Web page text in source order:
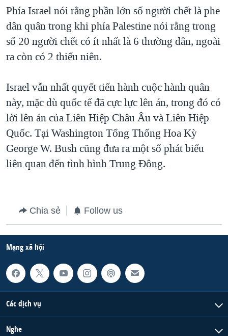
VĂN HOÁ
THỂ THAO
GIÁO DỤC
GROUND ZERO – XƯA VÀ NAY
CHI PHÍ CHIẾN TRANH AFGHANISTAN
CÁC GIÁ TRỊ CỘNG HÒA Ở VIỆT NAM
TRỊNH VĨNH BÌNH VS. CHÍNH PHỦ VIỆT NAM
NGƯ DÂN VIỆT VÀ LÀN SÓNG TRỘM HẢI SÂM
BÊN KIA QUỐC LỘ: TIẾNG VỌNG TỪ NÔNG THÔN MỸ
QUAN HỆ VIỆT MỸ
Ngôn ngữ khác
Phía Israel nói rằng phần lớn số người chết là phe
dân quân trong khi phía Palestine nói rằng trong
số 20 người chết có ít nhất là 6 thường dân, ngoài
ra còn có 2 thiếu niên.
Israel vẫn nhất quyết tiến hành cuộc hành quân
này, mặc dù quốc tế đã cực lực lên án, trong đó có
lời lên án của Liên Hiệp Châu Âu và Liên Hiệp
Quốc. Tại Washington Tổng Thống Hoa Kỳ
George W. Bush cũng đưa ra một số phát biểu
liên quan đến tình hình Trung Đông.
Chia sẻ Follow us
Mạng xã hội
Các dịch vụ
Nghe